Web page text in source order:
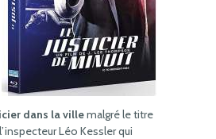
dans la villemalgré le titre
Léo Kessler qui